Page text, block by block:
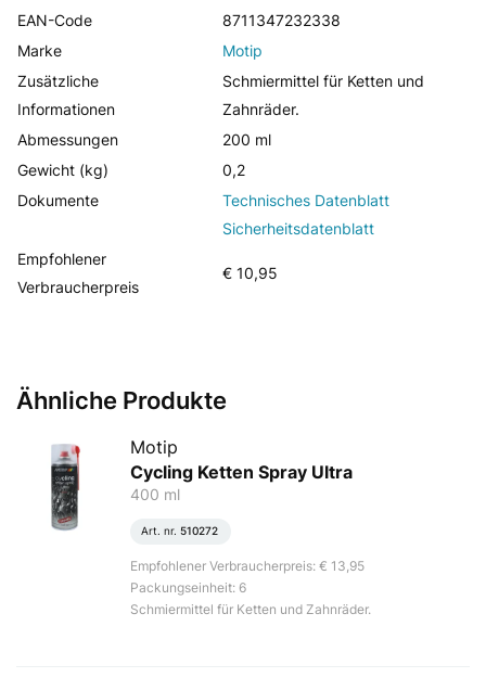
EAN-Code
8711347232338
Marke
Motip
Zusätzliche
Informationen
Schmiermittel für Ketten und
Zahnräder.
Abmessungen
200 ml
Gewicht (kg)
0,2
Dokumente
Technisches Datenblatt
Sicherheitsdatenblatt
Empfohlener
Verbraucherpreis
€ 10,95
Ähnliche Produkte
Motip
Cycling Ketten Spray Ultra
400 ml
Art. nr. 510272
Empfohlener Verbraucherpreis: € 13,95
Packungseinheit: 6
Schmiermittel für Ketten und Zahnräder.